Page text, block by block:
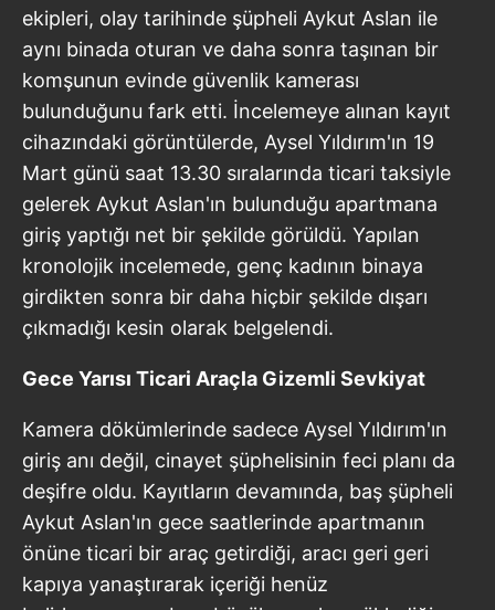
ekipleri, olay tarihinde şüpheli Aykut Aslan ile
aynı binada oturan ve daha sonra taşınan bir
komşunun evinde güvenlik kamerası
bulunduğunu fark etti. İncelemeye alınan kayıt
cihazındaki görüntülerde, Aysel Yıldırım'ın 19
Mart günü saat 13.30 sıralarında ticari taksiyle
gelerek Aykut Aslan'ın bulunduğu apartmana
giriş yaptığı net bir şekilde görüldü. Yapılan
kronolojik incelemede, genç kadının binaya
girdikten sonra bir daha hiçbir şekilde dışarı
çıkmadığı kesin olarak belgelendi.
Gece Yarısı Ticari Araçla Gizemli Sevkiyat
Kamera dökümlerinde sadece Aysel Yıldırım'ın
giriş anı değil, cinayet şüphelisinin feci planı da
deşifre oldu. Kayıtların devamında, baş şüpheli
Aykut Aslan'ın gece saatlerinde apartmanın
önüne ticari bir araç getirdiği, aracı geri geri
kapıya yanaştırarak içeriği henüz